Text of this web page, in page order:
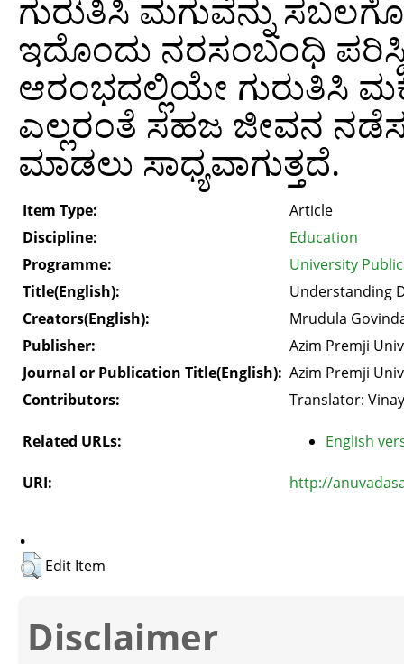
ಗುರುತಿಸಿ ಮಗುವನ್ನು
ಇದೊಂದು ನರಸಂಬಂಧಿ
ಆರಂಭದಲ್ಲಿಯೇ ಗುರುತಿಸಿ
ಎಲ್ಲರಂತೆ ಸಹಜ ಜೀವನ
ಮಾಡಲು ಸಾಧ್ಯವಾಗುತ್ತದೆ.
Item Type:
Article
Discipline:
Education
Programme:
University
Title(English):
Understanding
Creators(English):
Mrudula
Publisher:
Azim Premji
Journal or Publication Title(English): Azim Premji
Contributors:
Translator:
Related URLs: English
URI: http://
.
Edit Item
Disclaimer